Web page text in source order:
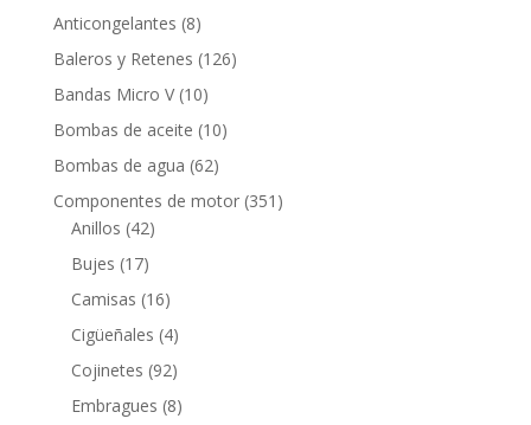
Anticongelantes 88
productos
Baleros y Retenes 126126
Bandas Micro V 1010
productos
Bombas de aceite 1010
Bombas de agua 6262
productos
Componentes de motor 351 351
Anillos 4242
Bujes 1717
productos
Camisas 1616
productos
Cigüeñales 44
productos
Cojinetes 9292
productos
Embragues 88